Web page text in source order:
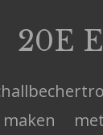
20E